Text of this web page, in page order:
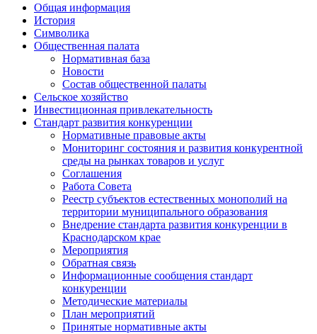
Общая информация
История
Символика
Общественная палата
Нормативная база
Новости
Состав общественной палаты
Сельское хозяйство
Инвестиционная привлекательность
Стандарт развития конкуренции
Нормативные правовые акты
Мониторинг состояния и развития конкурентной
среды на рынках товаров и услуг
Соглашения
Работа Совета
Реестр субъектов естественных монополий на
территории муниципального образования
Внедрение стандарта развития конкуренции в
Краснодарском крае
Мероприятия
Обратная связь
Информационные сообщения стандарт
конкуренции
Методические материалы
План мероприятий
Принятые нормативные акты